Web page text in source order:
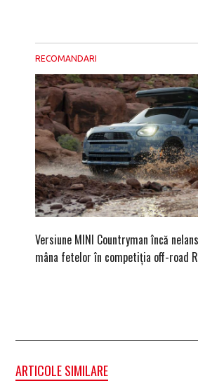
RECOMANDARI
Versiune MINI Countryman încă
mâna fetelor în competiția off-road
ARTICOLE SIMILARE